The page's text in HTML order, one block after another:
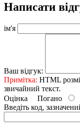
Написати
ім'я
Ваш відгук:
Примітка: HTML
звичайний текст.
Оцінка Погано
Введіть код,